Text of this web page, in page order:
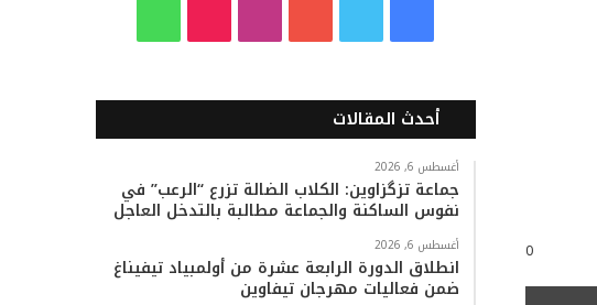
0
س
ب
و
ك
ي
ت
ر
ت
ي
و
س
ت
ق
ا
k
T
o
ت
س
ا
أحدث المقالات
أغسطس 6, 2026
جماعة تزگزاوين: الكلاب الضالة تزرع “الرعب” في
نفوس الساكنة والجماعة مطالبة بالتدخل العاجل
أغسطس 6, 2026
انطلاق الدورة الرابعة عشرة من أولمبياد تيفيناغ
ضمن فعاليات مهرجان تيفاوين